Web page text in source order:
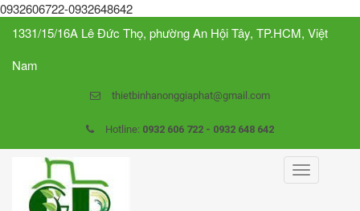
0932606722-0932648642
1331/15/16A Lê Đức Thọ, phường An Hội Tây, TP.HCM, Việt
Nam
thietbinhanonggiaphat@gmail.com
Hotline: 0932 606 722 - 0932 648 642
Toggle
navigation